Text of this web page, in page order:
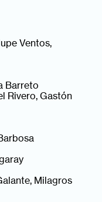
Ventos,
Barreto
Rivero, Gastón
Milagros